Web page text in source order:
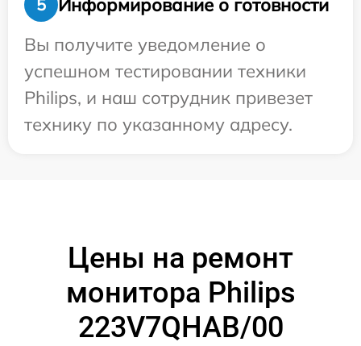
5
Вы получите уведомление о
успешном тестировании техники
Philips, и наш сотрудник привезет
технику по указанному адресу.
Цены на ремонт
монитора Philips
223V7QHAB/00